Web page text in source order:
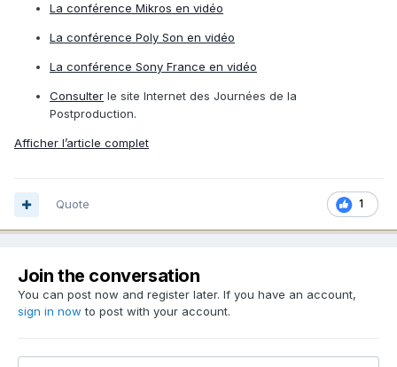
La conférence Mikros en vidéo
La conférence Poly Son en vidéo
La conférence Sony France en vidéo
Consulter le site Internet des Journées de la
Postproduction.
Afficher l’article complet
1
Quote
Join the conversation
You can post now and register later. If you have an account,
sign in now to post with your account.